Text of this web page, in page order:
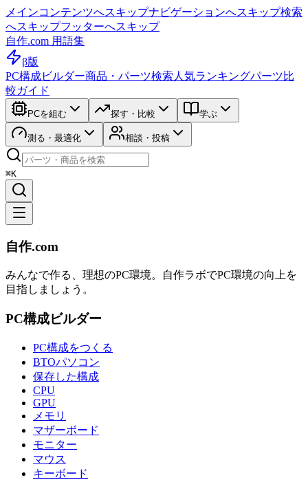
メインコンテンツへスキップナビゲーションへスキップ検索
へスキップフッターへスキップ
自作.com 用語集
β版
PC構成ビルダー商品・パーツ検索 人気ランキングパーツ比
較ガイド
PCを組む 探す・比較 学ぶ
測る・最適化 相談・投稿
⌘K
自作.com
みんなで作る、理想のPC環境。 自作ラボでPC環境の向上を
目指しましょう。
PC構成ビルダー
PC構成をつくる
BTOパソコン
保存した構成
CPU
GPU
メモリ
マザーボード
モニター
マウス
キーボード